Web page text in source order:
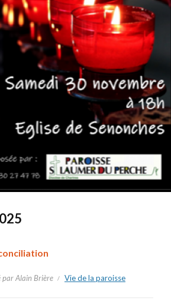
par Alain Brière Vie de la paroisse